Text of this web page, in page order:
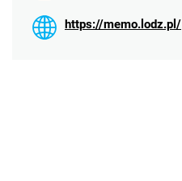
https://memo.lodz.pl/